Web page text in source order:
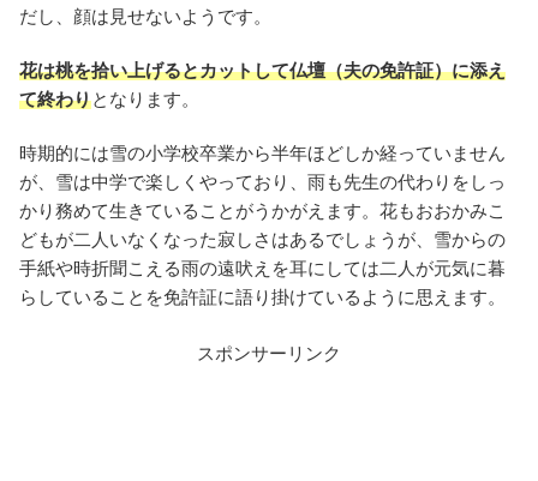
だし、顔は見せないようです。
花は桃を拾い上げるとカットして仏壇（夫の免許証）に添え
て終わりとなります。
時期的には雪の小学校卒業から半年ほどしか経っていません
が、雪は中学で楽しくやっており、雨も先生の代わりをしっ
かり務めて生きていることがうかがえます。花もおおかみこ
どもが二人いなくなった寂しさはあるでしょうが、雪からの
手紙や時折聞こえる雨の遠吠えを耳にしては二人が元気に暮
らしていることを免許証に語り掛けているように思えます。
スポンサーリンク